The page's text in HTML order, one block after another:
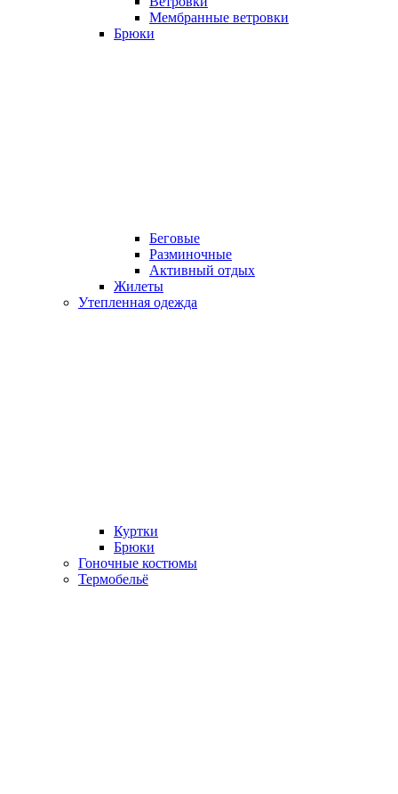
Мембранные ветровки
Брюки
Беговые
Разминочные
Активный отдых
Жилеты
Утепленная одежда
Куртки
Брюки
Гоночные костюмы
Термобельё